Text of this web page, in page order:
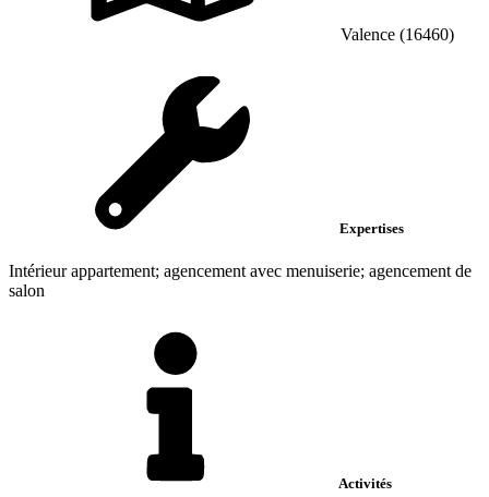
Valence (16460)
Expertises
Intérieur appartement; agencement avec menuiserie; agencement de
salon
Activités